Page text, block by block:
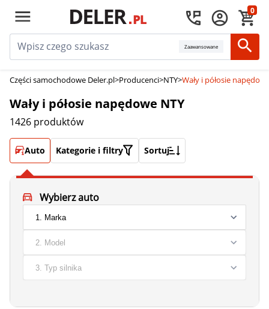
0
Zaawansowane
Części samochodowe Deler.pl>Producenci>NTY>Wały i półosie
Wały i półosie napędowe NTY
1426 produktów
Auto Kategorie i filtry Sortuj
Wybierz auto